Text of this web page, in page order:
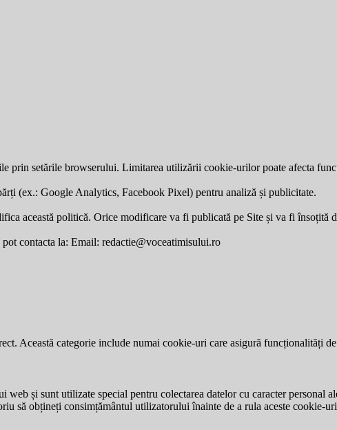
prin setările browserului. Limitarea utilizării cookie-urilor poate afecta
(ex.: Google Analytics, Facebook Pixel) pentru analiză și publicitate.
această politică. Orice modificare va fi publicată pe Site și va fi însoțită
contacta la: Email: redactie@voceatimisului.ro
Această categorie include numai cookie-uri care asigură funcționalități
și sunt utilizate special pentru colectarea datelor cu caracter
să obțineți consimțământul utilizatorului înainte de a rula aceste cookie-